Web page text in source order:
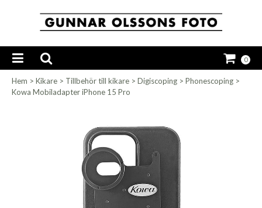
0
Hem > Kikare > Tillbehör till kikare > Digiscoping > Phonescoping >
Kowa Mobiladapter iPhone 15 Pro